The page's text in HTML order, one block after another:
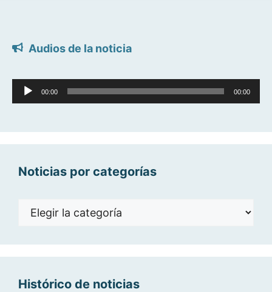
Audios de la noticia
Reproductor
de
00:00 00:00
Noticias por categorías
Noticias
Histórico de noticias